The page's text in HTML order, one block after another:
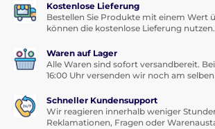
Kostenlose Lieferung
Bestellen Sie Produkte mit einem Wert
können die kostenlose Lieferung nutzen.
Waren auf Lager
Alle Waren sind sofort versandbereit.
16:00 Uhr versenden wir noch am selben
Schneller Kundensupport
Wir reagieren innerhalb weniger
Reklamationen, Fragen oder